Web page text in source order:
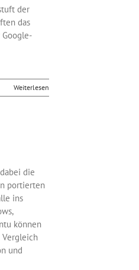
der
das
Weiterlesen
die
portierten
ins
können
Vergleich
und